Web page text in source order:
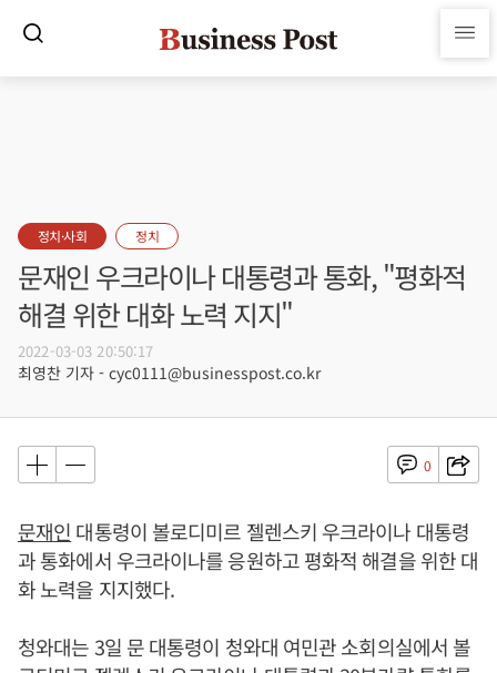
정치·사회 정치
문재인 우크라이나 대통령과 통화, "평화적
해결 위한 대화 노력 지지"
2022-03-03 20:50:17
최영찬 기자 - cyc0111@businesspost.co.kr
0
문재인 대통령이 볼로디미르 젤렌스키 우크라이나 대통령
과 통화에서 우크라이나를 응원하고 평화적 해결을 위한 대
화 노력을 지지했다.
청와대는 3일 문 대통령이 청와대 여민관 소회의실에서 볼